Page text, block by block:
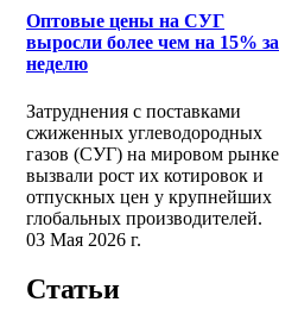
Оптовые цены на СУГ
выросли более чем на 15% за
неделю
Затруднения с поставками
сжиженных углеводородных
газов (СУГ) на мировом рынке
вызвали рост их котировок и
отпускных цен у крупнейших
глобальных производителей.
03 Мая 2026 г.
Статьи